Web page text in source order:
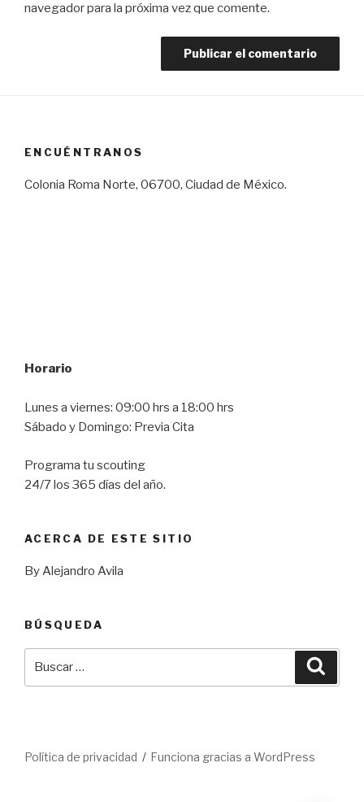
navegador para la próxima vez que comente.
ENCUÉNTRANOS
Colonia Roma Norte, 06700, Ciudad de México.
Horario
Lunes a viernes: 09:00 hrs a 18:00 hrs
Sábado y Domingo: Previa Cita
Programa tu scouting
24/7 los 365 días del año.
ACERCA DE ESTE SITIO
By Alejandro Avila
BÚSQUEDA
Política de privacidad Funciona gracias a WordPress